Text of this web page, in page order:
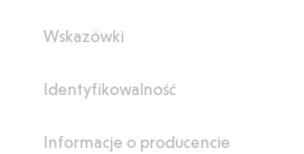
Długość: 76 cm w rozmiarze XL
Numer artykułu:911149
Wskazówki
Identyfikowalność
Informacje o producencie